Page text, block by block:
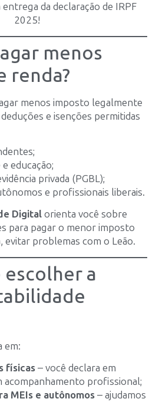
da declaração de IRPF
2025!
menos
renda?
menos imposto legalmente
e isenções permitidas
educação;
privada (PGBL);
e profissionais liberais.
Digital orienta você sobre
para pagar o menor imposto
evitar problemas com o Leão.
escolher a
em:
físicas – você declara em
acompanhamento profissional;
MEIs e autônomos – ajudamos